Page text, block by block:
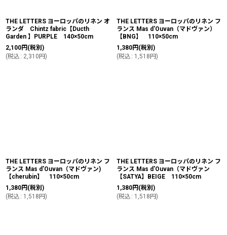
THE LETTERS ヨーロッパのリネン オ
ランダ Chintz fabric【Ducth
Garden 】PURPLE 140×50cm
2,100円 (税別)
(税込 : 2,310円)
THE LETTERS ヨーロッパのリネン フ
ランス Mas d'Ouvan（マドヴァン）
【BNG】 110×50cm
1,380円 (税別)
(税込 : 1,518円)
THE LETTERS ヨーロッパのリネン フ
ランス Mas d'Ouvan（マドヴァン)
【cherubin】 110×50cm
1,380円 (税別)
(税込 : 1,518円)
THE LETTERS ヨーロッパのリネン フ
ランス Mas d'Ouvan（マドヴァン
【SATYA】BEIGE 110×50cm
1,380円 (税別)
(税込 : 1,518円)